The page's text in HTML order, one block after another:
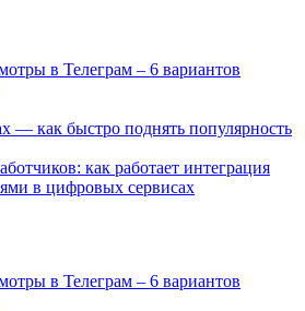
в Телеграм – 6 вариантов
— как быстро поднять популярность
как работает интеграция
в цифровых сервисах
в Телеграм – 6 вариантов